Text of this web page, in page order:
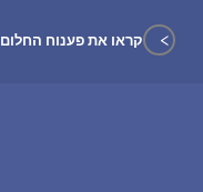
> קראו את פענוח החלום